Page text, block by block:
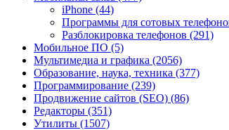
iPhone (44)
Программы для сотовых
Разблокировка телефонов (291)
Мобильное ПО (5)
Мультимедиа и графика (2056)
Образование, наука, техника (377)
Программирование (239)
Продвижение сайтов (SEO) (86)
Редакторы (351)
Утилиты (1507)